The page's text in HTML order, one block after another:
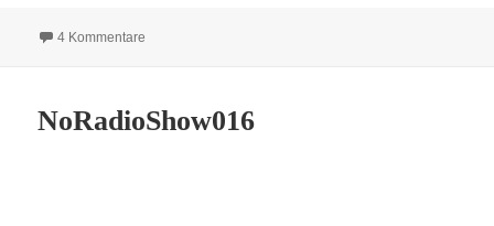
4 Kommentare
NoRadioShow016